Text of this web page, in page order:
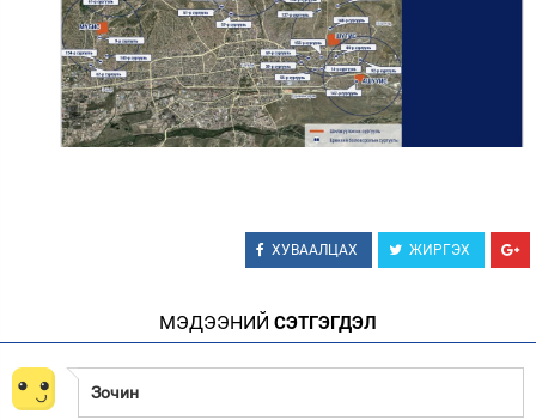
ХУВААЛЦАХ ЖИРГЭХ
МЭДЭЭНИЙ СЭТГЭГДЭЛ